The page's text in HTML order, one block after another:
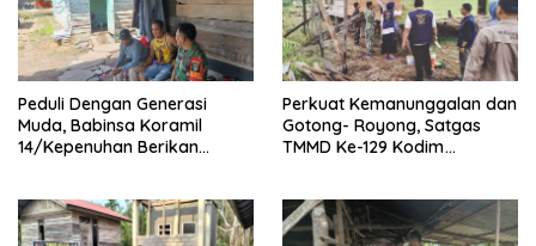
Peduli Dengan Generasi
Muda, Babinsa Koramil
14/Kepenuhan Berikan
Perkuat Kemanunggalan dan
Gotong- Royong, Satgas
TMMD Ke-129 Kodim
Rumah Bapak Dedi